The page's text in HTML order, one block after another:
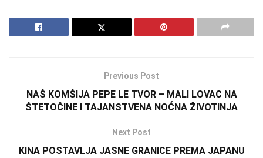
Previous Post
NAŠ KOMŠIJA PEPE LE TVOR – MALI LOVAC NA
ŠTETOČINE I TAJANSTVENA NOĆNA ŽIVOTINJA
Next Post
KINA POSTAVLJA JASNE GRANICE PREMA JAPANU